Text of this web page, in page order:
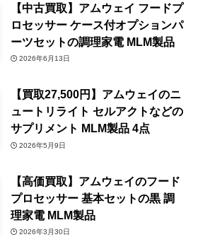
【中古買取】アムウェイ フードプ
ロセッサー ケース付オプションパ
ーツセットの調理家電 MLM製品
2026年6月13日
【買取27,500円】アムウェイのニ
ュートリライト セルアクトなどの
サプリメント MLM製品 4点
2026年5月9日
【高価買取】アムウェイのフード
プロセッサー 基本セットの黒 調
理家電 MLM製品
2026年3月30日